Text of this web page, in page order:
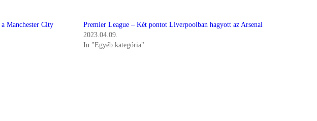
Manchester City
Premier League – Két pontot Liverpoolban hagyott az Arsenal
2023.04.09.
In "Egyéb kategória"